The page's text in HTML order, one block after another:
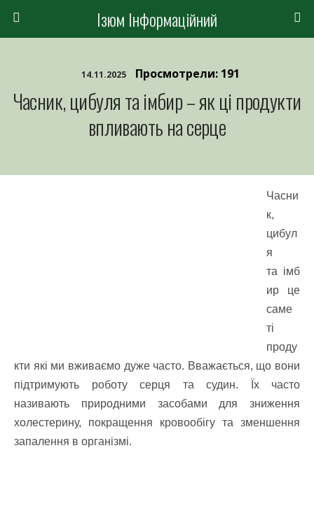
Ізюм Інформаційний
14.11.2025 Просмотрели: 191
Часник, цибуля та імбир – як ці продукти
впливають на серце
Часни
к,
цибул
я
та імб
ир це
саме
ті
проду
кти які ми вживаємо дуже часто. Вважається, що вони
підтримують роботу серця та судин. Їх часто
називають природними засобами для зниження
холестерину, покращення кровообігу та зменшення
запалення в організмі.